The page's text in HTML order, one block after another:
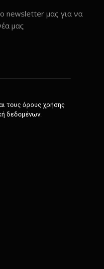
newsletter μας για να
μας
τους όρους χρήσης
δεδομένων.